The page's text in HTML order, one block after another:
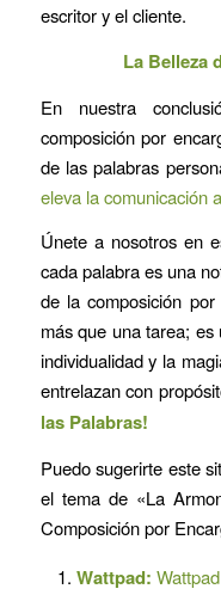
escritor y el cliente.
La Belleza
En nuestra
composición por
de las palabras
eleva la comunicación
Únete a nosotros en
cada palabra es una
de la composición
más que una tarea;
individualidad y la
entrelazan con
las Palabras!
Puedo sugerirte este
el tema de «La
Composición por
Wattpad: